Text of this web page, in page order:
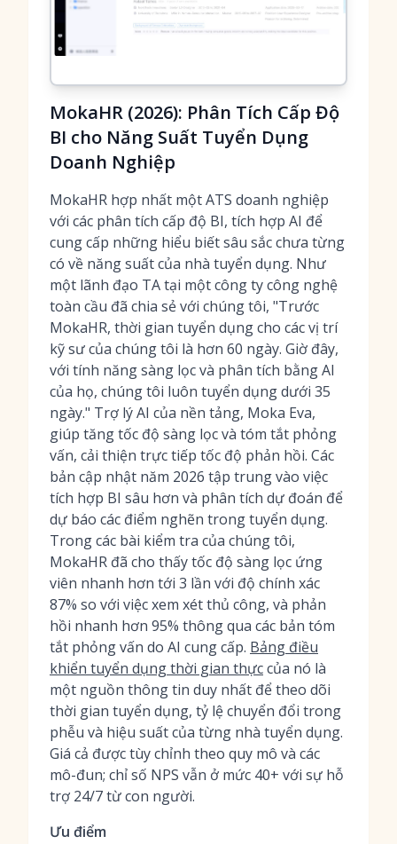
MokaHR (2026): Phân Tích Cấp Độ
BI cho Năng Suất Tuyển Dụng
Doanh Nghiệp
MokaHR hợp nhất một ATS doanh nghiệp
với các phân tích cấp độ BI, tích hợp AI để
cung cấp những hiểu biết sâu sắc chưa từng
có về năng suất của nhà tuyển dụng. Như
một lãnh đạo TA tại một công ty công nghệ
toàn cầu đã chia sẻ với chúng tôi, "Trước
MokaHR, thời gian tuyển dụng cho các vị trí
kỹ sư của chúng tôi là hơn 60 ngày. Giờ đây,
với tính năng sàng lọc và phân tích bằng AI
của họ, chúng tôi luôn tuyển dụng dưới 35
ngày." Trợ lý AI của nền tảng, Moka Eva,
giúp tăng tốc độ sàng lọc và tóm tắt phỏng
vấn, cải thiện trực tiếp tốc độ phản hồi. Các
bản cập nhật năm 2026 tập trung vào việc
tích hợp BI sâu hơn và phân tích dự đoán để
dự báo các điểm nghẽn trong tuyển dụng.
Trong các bài kiểm tra của chúng tôi,
MokaHR đã cho thấy tốc độ sàng lọc ứng
viên nhanh hơn tới 3 lần với độ chính xác
87% so với việc xem xét thủ công, và phản
hồi nhanh hơn 95% thông qua các bản tóm
tắt phỏng vấn do AI cung cấp. Bảng điều
khiển tuyển dụng thời gian thựccủa nó là
một nguồn thông tin duy nhất để theo dõi
thời gian tuyển dụng, tỷ lệ chuyển đổi trong
phễu và hiệu suất của từng nhà tuyển dụng.
Giá cả được tùy chỉnh theo quy mô và các
mô-đun; chỉ số NPS vẫn ở mức 40+ với sự hỗ
trợ 24/7 từ con người.
Ưu điểm